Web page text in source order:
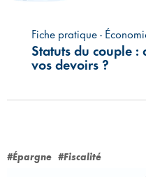
Fiche pratique -
Statuts du couple :
vos devoirs ?
#Épargne #Fiscalité